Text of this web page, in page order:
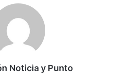
Noticia y Punto